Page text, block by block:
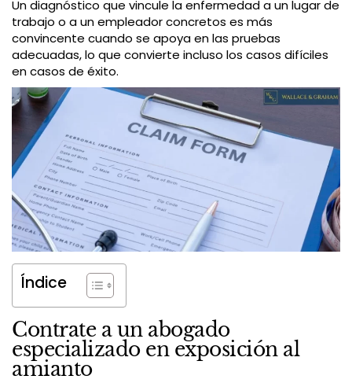
Un diagnóstico que vincule la enfermedad a un lugar de
trabajo o a un empleador concretos es más
convincente cuando se apoya en las pruebas
adecuadas, lo que convierte incluso los casos difíciles
en casos de éxito.
Índice
Contrate a un abogado
especializado en exposición al
amianto